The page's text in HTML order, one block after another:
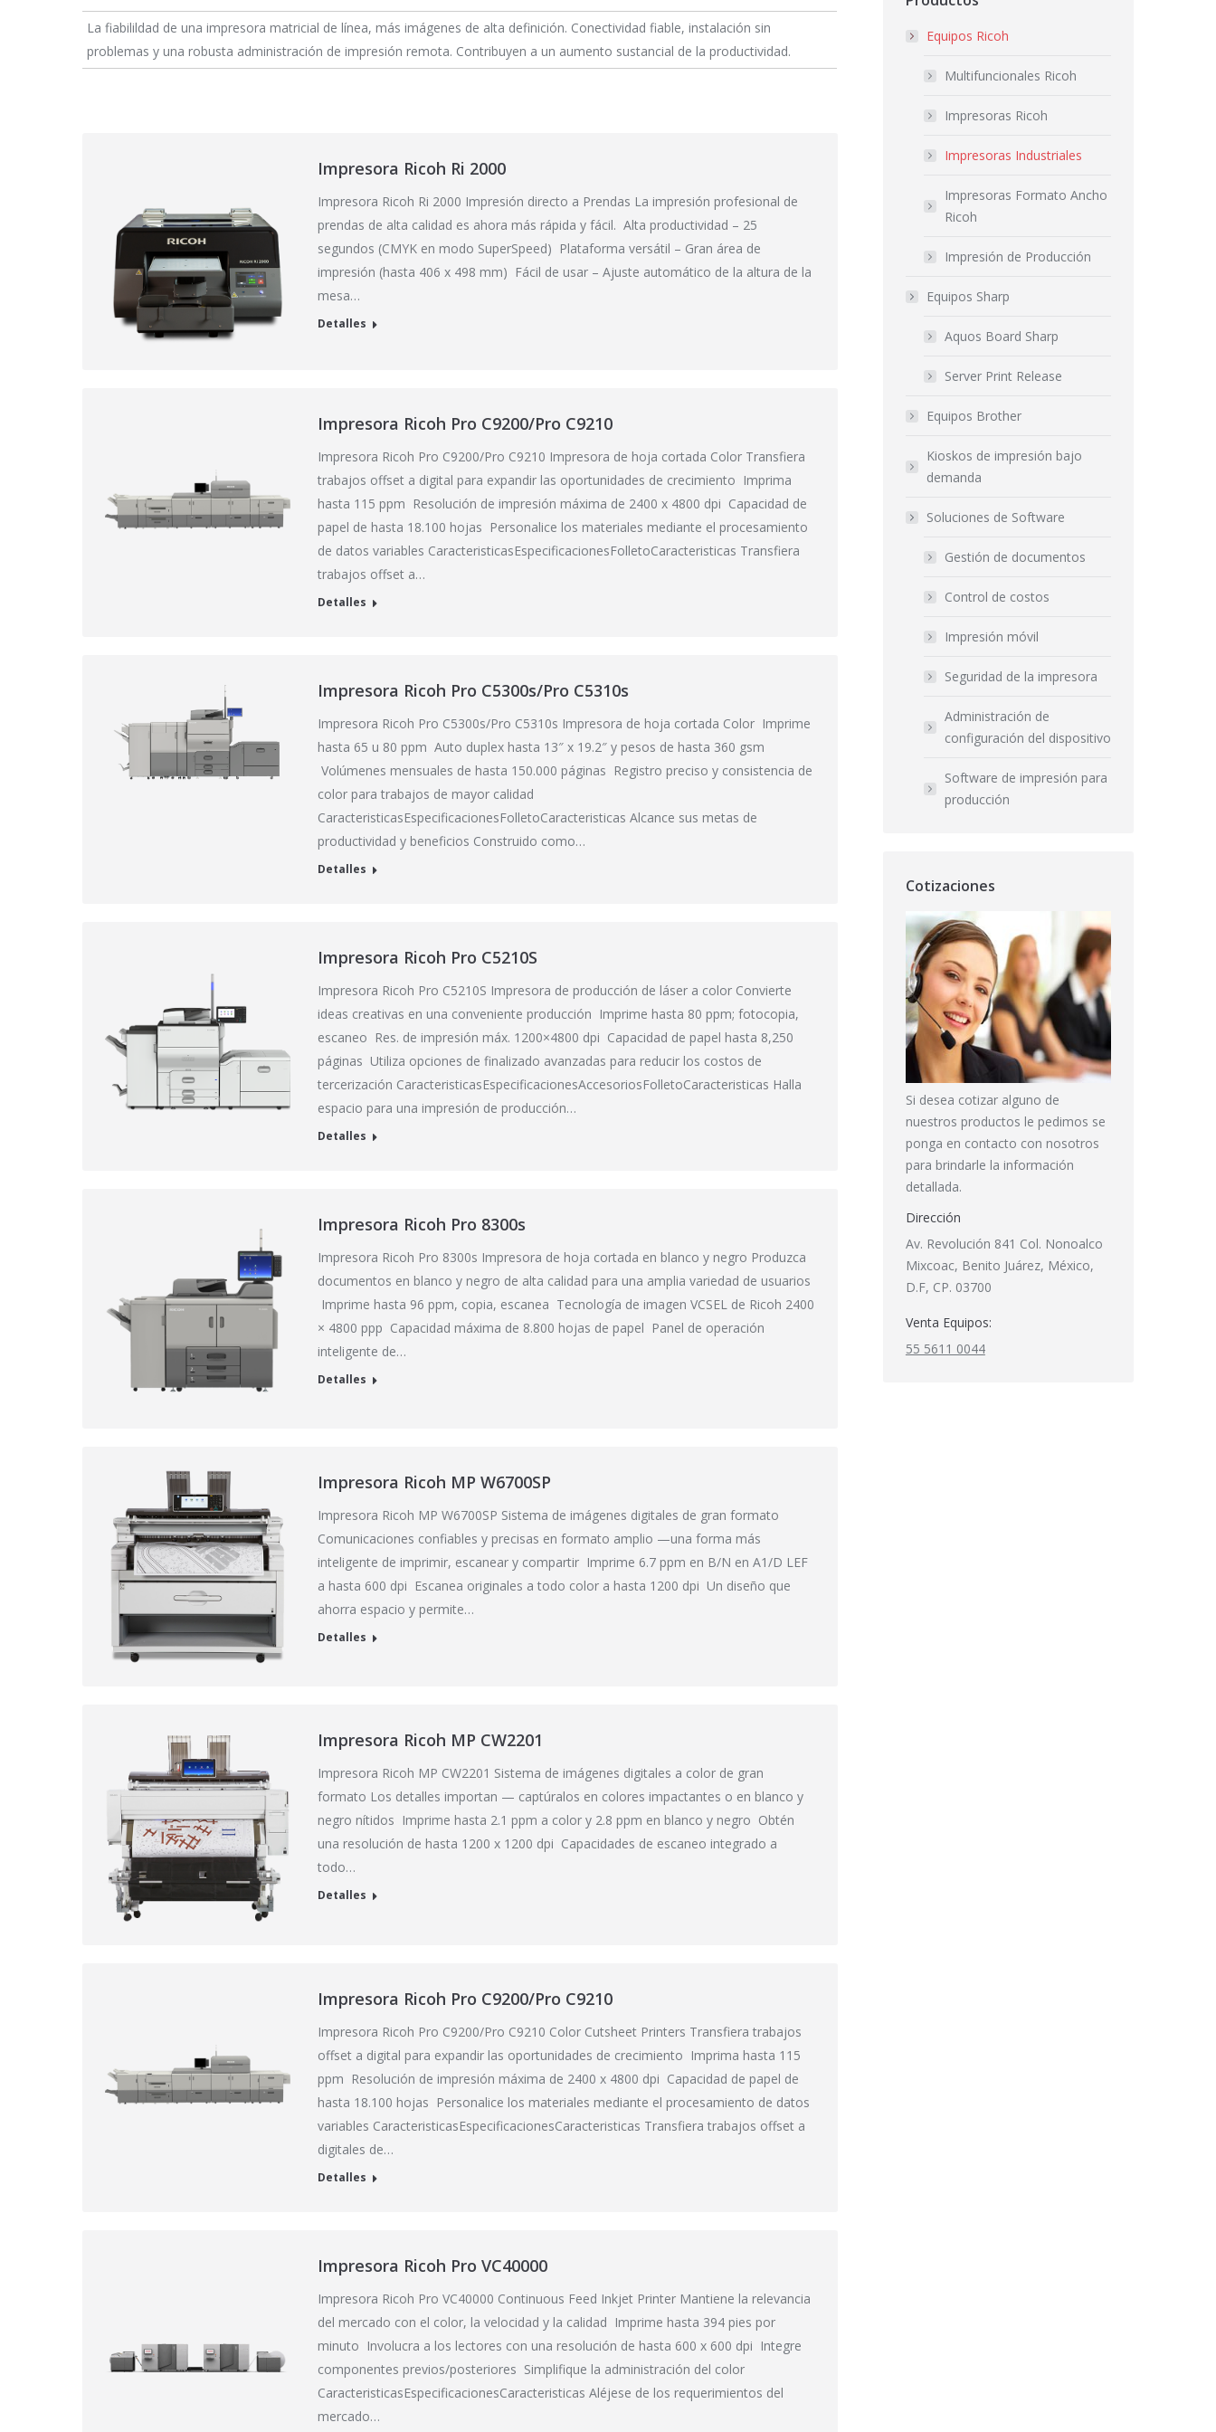
La fiabilildad de una impresora matricial de línea, más imágenes de alta definición. Conectividad fiable, instalación sin
problemas y una robusta administración de impresión remota. Contribuyen a un aumento sustancial de la productividad.
Impresora Ricoh Ri 2000
Impresora Ricoh Ri 2000 Impresión directo a Prendas La impresión profesional de
prendas de alta calidad es ahora más rápida y fácil. Alta productividad – 25
segundos (CMYK en modo SuperSpeed) Plataforma versátil – Gran área de
impresión (hasta 406 x 498 mm) Fácil de usar – Ajuste automático de la altura de la
mesa…
Detalles
Impresora Ricoh Pro C9200/Pro C9210
Impresora Ricoh Pro C9200/Pro C9210 Impresora de hoja cortada Color Transfiera
trabajos offset a digital para expandir las oportunidades de crecimiento Imprima
hasta 115 ppm Resolución de impresión máxima de 2400 x 4800 dpi Capacidad de
papel de hasta 18.100 hojas Personalice los materiales mediante el procesamiento
de datos variables CaracteristicasEspecificacionesFolletoCaracteristicas Transfiera
trabajos offset a…
Detalles
Impresora Ricoh Pro C5300s/Pro C5310s
Impresora Ricoh Pro C5300s/Pro C5310s Impresora de hoja cortada Color Imprime
hasta 65 u 80 ppm Auto duplex hasta 13″ x 19.2″ y pesos de hasta 360 gsm
Volúmenes mensuales de hasta 150.000 páginas Registro preciso y consistencia de
color para trabajos de mayor calidad
CaracteristicasEspecificacionesFolletoCaracteristicas Alcance sus metas de
productividad y beneficios Construido como…
Detalles
Impresora Ricoh Pro C5210S
Impresora Ricoh Pro C5210S Impresora de producción de láser a color Convierte
ideas creativas en una conveniente producción Imprime hasta 80 ppm; fotocopia,
escaneo Res. de impresión máx. 1200×4800 dpi Capacidad de papel hasta 8,250
páginas Utiliza opciones de finalizado avanzadas para reducir los costos de
tercerización CaracteristicasEspecificacionesAccesoriosFolletoCaracteristicas Halla
espacio para una impresión de producción…
Detalles
Impresora Ricoh Pro 8300s
Impresora Ricoh Pro 8300s Impresora de hoja cortada en blanco y negro Produzca
documentos en blanco y negro de alta calidad para una amplia variedad de usuarios
Imprime hasta 96 ppm, copia, escanea Tecnología de imagen VCSEL de Ricoh 2400
× 4800 ppp Capacidad máxima de 8.800 hojas de papel Panel de operación
inteligente de…
Detalles
Impresora Ricoh MP W6700SP
Impresora Ricoh MP W6700SP Sistema de imágenes digitales de gran formato
Comunicaciones confiables y precisas en formato amplio —una forma más
inteligente de imprimir, escanear y compartir Imprime 6.7 ppm en B/N en A1/D LEF
a hasta 600 dpi Escanea originales a todo color a hasta 1200 dpi Un diseño que
ahorra espacio y permite…
Detalles
Impresora Ricoh MP CW2201
Impresora Ricoh MP CW2201 Sistema de imágenes digitales a color de gran
formato Los detalles importan — captúralos en colores impactantes o en blanco y
negro nítidos Imprime hasta 2.1 ppm a color y 2.8 ppm en blanco y negro Obtén
una resolución de hasta 1200 x 1200 dpi Capacidades de escaneo integrado a
todo…
Detalles
Impresora Ricoh Pro C9200/Pro C9210
Impresora Ricoh Pro C9200/Pro C9210 Color Cutsheet Printers Transfiera trabajos
offset a digital para expandir las oportunidades de crecimiento Imprima hasta 115
ppm Resolución de impresión máxima de 2400 x 4800 dpi Capacidad de papel de
hasta 18.100 hojas Personalice los materiales mediante el procesamiento de datos
variables CaracteristicasEspecificacionesCaracteristicas Transfiera trabajos offset a
digitales de…
Detalles
Impresora Ricoh Pro VC40000
Impresora Ricoh Pro VC40000 Continuous Feed Inkjet Printer Mantiene la relevancia
del mercado con el color, la velocidad y la calidad Imprime hasta 394 pies por
minuto Involucra a los lectores con una resolución de hasta 600 x 600 dpi Integre
componentes previos/posteriores Simplifique la administración del color
CaracteristicasEspecificacionesCaracteristicas Aléjese de los requerimientos del
mercado…
Equipos Ricoh
Multifuncionales Ricoh
Impresoras Ricoh
Impresoras Industriales
Impresoras Formato Ancho
Ricoh
Impresión de Producción
Equipos Sharp
Aquos Board Sharp
Server Print Release
Equipos Brother
Kioskos de impresión bajo
demanda
Soluciones de Software
Gestión de documentos
Control de costos
Impresión móvil
Seguridad de la impresora
Administración de
configuración del dispositivo
Software de impresión para
producción
Cotizaciones
Si desea cotizar alguno de
nuestros productos le pedimos se
ponga en contacto con nosotros
para brindarle la información
detallada.
Dirección
Av. Revolución 841 Col. Nonoalco
Mixcoac, Benito Juárez, México,
D.F, CP. 03700
Venta Equipos:
55 5611 0044